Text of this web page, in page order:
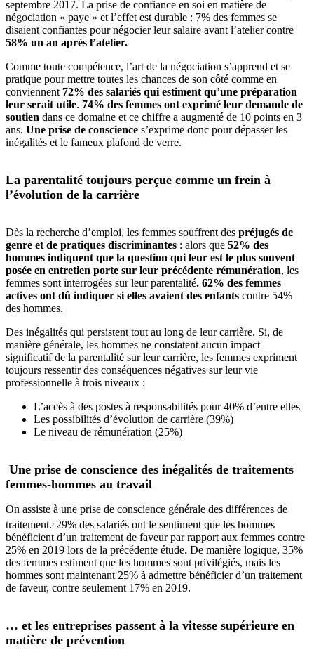
septembre 2017. La prise de confiance en soi en matière de
négociation « paye » et l’effet est durable : 7% des femmes se
disaient confiantes pour négocier leur salaire avant l’atelier contre
58% un an après l’atelier.
Comme toute compétence, l’art de la négociation s’apprend et se
pratique pour mettre toutes les chances de son côté comme en
conviennent 72% des salariés qui estiment qu’une préparation
leur serait utile. 74% des femmes ont exprimé leur demande de
soutien dans ce domaine et ce chiffre a augmenté de 10 points en 3
ans. Une prise de conscience s’exprime donc pour dépasser les
inégalités et le fameux plafond de verre.
La parentalité toujours perçue comme un frein à
l’évolution de la carrière
Dès la recherche d’emploi, les femmes souffrent des préjugés de
genre et de pratiques discriminantes : alors que 52% des
hommes indiquent que la question qui leur est le plus souvent
posée en entretien porte sur leur précédente rémunération, les
femmes sont interrogées sur leur parentalité. 62% des femmes
actives ont dû indiquer si elles avaient des enfants contre 54%
des hommes.
Des inégalités qui persistent tout au long de leur carrière. Si, de
manière générale, les hommes ne constatent aucun impact
significatif de la parentalité sur leur carrière, les femmes expriment
toujours ressentir des conséquences négatives sur leur vie
professionnelle à trois niveaux :
L’accès à des postes à responsabilités pour 40% d’entre elles
Les possibilités d’évolution de carrière (39%)
Le niveau de rémunération (25%)
Une prise de conscience des inégalités de traitements
femmes-hommes au travail
On assiste à une prise de conscience générale des différences de
traitement., 29% des salariés ont le sentiment que les hommes
bénéficient d’un traitement de faveur par rapport aux femmes contre
25% en 2019 lors de la précédente étude. De manière logique, 35%
des femmes estiment que les hommes sont privilégiés, mais les
hommes sont maintenant 25% à admettre bénéficier d’un traitement
de faveur, contre seulement 17% en 2019.
… et les entreprises passent à la vitesse supérieure en
matière de prévention